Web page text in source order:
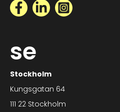
Facebook
LinkedInInstagram
se
Stockholm
Kungsgatan 64
111 22 Stockholm